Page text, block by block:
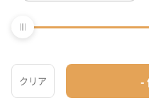
電化製品
¥4,950